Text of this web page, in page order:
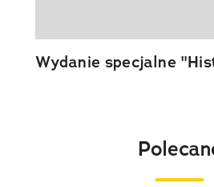
Wydanie specjalne